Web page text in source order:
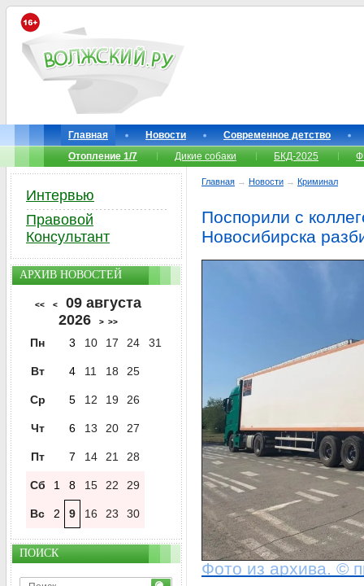
Главная Новости
Современное детство
Отопление 1/7
Дикие собаки БКД-2025
Главная → Новости → Криминал
Поспорили с
Новосибирска
Фото из архива. ©
Интервью
Правовой
Консультант
АРХИВ НОВОСТЕЙ
<< <
09 августа
2026
> >>
Пн 3 10 17 24 31
Вт 4 11 18 25
Ср 5 12 19 26
Чт 6 13 20 27
Пт 7 14 21 28
Сб 1 8 15 22 29
Вс 2 9 16 23 30
ПОИСК